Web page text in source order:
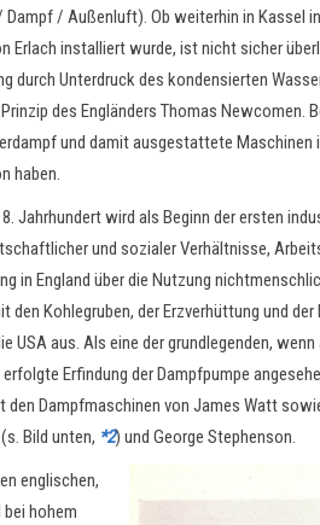
Dampf / Außenluft). Ob weiterhin in Kassel
Erlach installiert wurde, ist nicht sicher
durch Unterdruck des kondensierten
des Engländers Thomas Newcomen.
und damit ausgestattete Maschinen
haben.
Jahrhundert wird als Beginn der ersten
und sozialer Verhältnisse,
in England über die Nutzung
Kohlegruben, der Erzverhüttung und
USA aus. Als eine der grundlegenden,
erfolgte Erfindung der Dampfpumpe
den Dampfmaschinen von James Watt
Bild unten, *2) und George Stephenson.
englischen,
hohem